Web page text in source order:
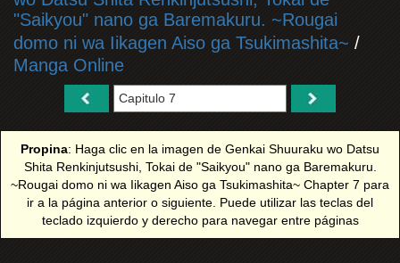
"Saikyou" nano ga Baremakuru. ~Rougai
domo ni wa Iikagen Aiso ga Tsukimashita~ /
Manga Online
Propina: Haga clic en la imagen de Genkai Shuuraku wo Datsu
Shita Renkinjutsushi, Tokai de "Saikyou" nano ga Baremakuru.
~Rougai domo ni wa Iikagen Aiso ga Tsukimashita~ Chapter 7 para
ir a la página anterior o siguiente. Puede utilizar las teclas del
teclado izquierdo y derecho para navegar entre páginas